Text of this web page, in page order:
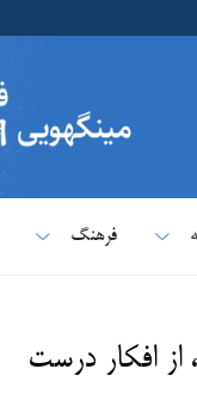
فرهنگ
از افکار درست